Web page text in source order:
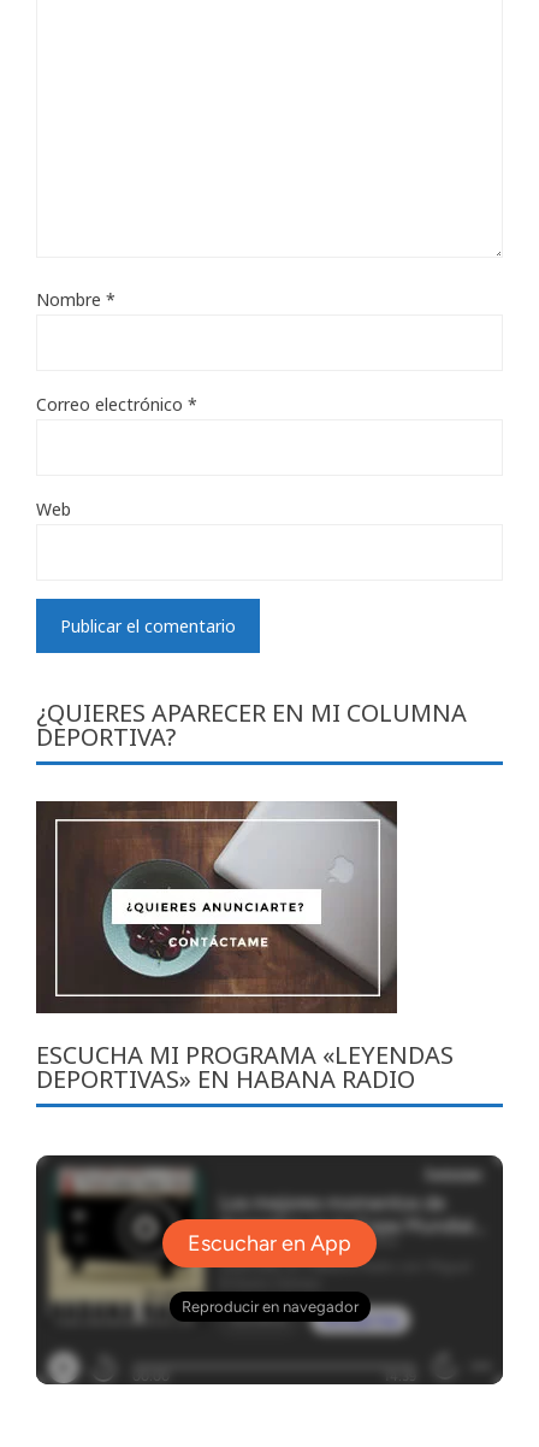
Nombre *
Correo electrónico *
Web
¿QUIERES APARECER EN MI COLUMNA
DEPORTIVA?
ESCUCHA MI PROGRAMA «LEYENDAS
DEPORTIVAS» EN HABANA RADIO